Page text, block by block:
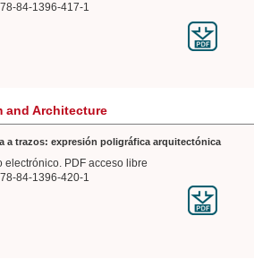
84-1396-417-1
and Architecture
a trazos: expresión poligráfica arquitectónica
electrónico. PDF acceso libre
84-1396-420-1